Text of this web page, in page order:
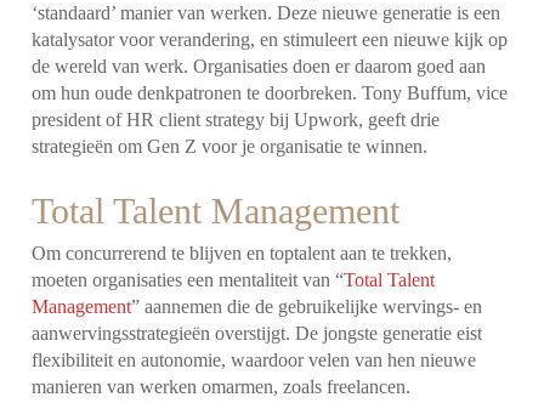
‘standaard’ manier van werken. Deze nieuwe generatie is een
katalysator voor verandering, en stimuleert een nieuwe kijk op
de wereld van werk. Organisaties doen er daarom goed aan
om hun oude denkpatronen te doorbreken. Tony Buffum, vice
president of HR client strategy bij Upwork, geeft drie
strategieën om Gen Z voor je organisatie te winnen.
Total Talent Management
Om concurrerend te blijven en toptalent aan te trekken,
moeten organisaties een mentaliteit van “Total Talent
Management” aannemen die de gebruikelijke wervings- en
aanwervingsstrategieën overstijgt. De jongste generatie eist
flexibiliteit en autonomie, waardoor velen van hen nieuwe
manieren van werken omarmen, zoals freelancen.